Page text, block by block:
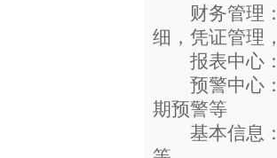
财务管理：
细，凭证管理
报表中心：
预警中心：
期预警等
基本信息：